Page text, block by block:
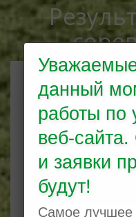
Уважаемые
данный
работы по
веб-сайта.